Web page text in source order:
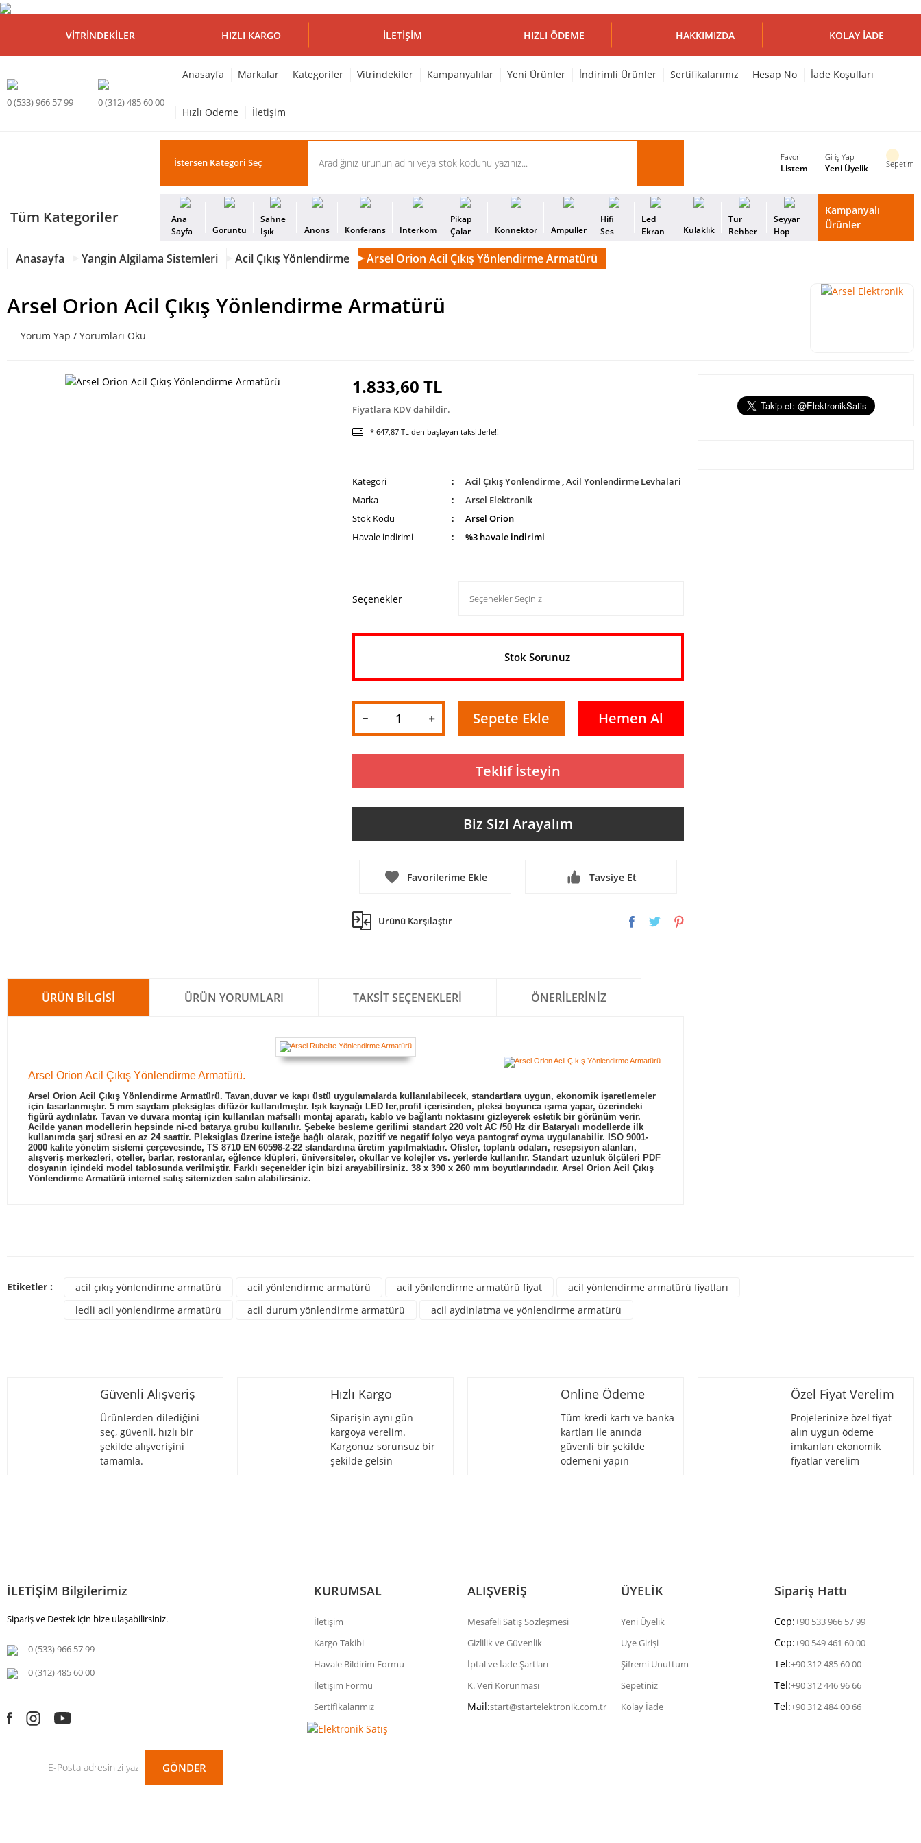
VITRINDEKILER HIZLI KARGO İLETIŞIM HIZLI ÖDEME HAKKIMIZDA KOLAY İADE
0 (533) 966 57 99 0 (312) 485 60 00
Anasayfa Markalar Kategoriler Vitrindekiler Kampanyalılar Yeni Ürünler İndirimli Ürünler Sertifikalarımız Hesap No İade Koşulları
Hızlı Ödeme İletişim
Favori
Listem
Giriş Yap
Yeni Üyelik Sepetim
Tüm Kategoriler
Ana
Sayfa
Görüntü
Sahne
Işık
Anons Konferans Interkom
Pikap
Çalar
Konnektör Ampuller
Hifi
Ses
Led
Ekran
Kulaklık
Tur
Rehber
Seyyar
Hop
Kampanyalı
Ürünler
Anasayfa Yangin Algilama Sistemleri Acil Çıkış Yönlendirme Arsel Orion Acil Çıkış Yönlendirme Armatürü
Arsel Orion Acil Çıkış Yönlendirme Armatürü
Yorum Yap / Yorumları Oku
1.833,60 TL
Fiyatlara KDV dahildir.
* 647,87 TL den başlayan taksitlerle!!
Kategori Acil Çıkış Yönlendirme ,Acil Yönlendirme Levhalari
Marka
Arsel Elektronik
Stok Kodu
Arsel Orion
Havale indirimi
%3 havale indirimi
Seçenekler
Stok Sorunuz
Sepete Ekle Hemen Al
Teklif İsteyin
Biz Sizi Arayalım
Tavsiye Et
Ürünü Karşılaştır
ÜRÜN BILGISI ÜRÜN YORUMLARI TAKSIT SEÇENEKLERI ÖNERILERINIZ
Arsel Orion Acil Çıkış Yönlendirme Armatürü.
Arsel Orion Acil Çıkış Yönlendirme Armatürü. Tavan,duvar ve kapı üstü uygulamalarda kullanılabilecek, standartlara uygun, ekonomik işaretlemeler
için tasarlanmıştır. 5 mm saydam pleksiglas difüzör kullanılmıştır. Işık kaynağı LED ler,profil içerisinden, pleksi boyunca ışıma yapar, üzerindeki
figürü aydınlatır. Tavan ve duvara montaj için kullanılan mafsallı montaj aparatı, kablo ve bağlantı noktasını gizleyerek estetik bir görünüm verir.
Acilde yanan modellerin hepsinde ni-cd batarya grubu kullanılır. Şebeke besleme gerilimi standart 220 volt AC /50 Hz dir Bataryalı modellerde ilk
kullanımda şarj süresi en az 24 saattir. Pleksiglas üzerine isteğe bağlı olarak, pozitif ve negatif folyo veya pantograf oyma uygulanabilir. ISO 9001-
2000 kalite yönetim sistemi çerçevesinde, TS 8710 EN 60598-2-22 standardına üretim yapılmaktadır. Ofisler, toplantı odaları, resepsiyon alanları,
alışveriş merkezleri, oteller, barlar, restoranlar, eğlence klüpleri, üniversiteler, okullar ve kolejler vs. yerlerde kullanılır. Standart uzunluk ölçüleri PDF
dosyanın içindeki model tablosunda verilmiştir. Farklı seçenekler için bizi arayabilirsiniz. 38 x 390 x 260 mm boyutlarındadır. Arsel Orion Acil Çıkış
Yönlendirme Armatürü internet satış sitemizden satın alabilirsiniz.
Ürün bilgilerinde hatalar bulunuyor.
Gönder
Etiketler : acil çıkış yönlendirme armatürü acil yönlendirme armatürü acil yönlendirme armatürü fiyat
acil yönlendirme armatürü fiyatları
ledli acil yönlendirme armatürü
acil durum yönlendirme armatürü acil aydinlatma ve yönlendirme armatürü
Güvenli Alışveriş
Ürünlerden dilediğini
seç, güvenli, hızlı bir
şekilde alışverişini
tamamla.
Hızlı Kargo
Siparişin aynı gün
kargoya verelim.
Kargonuz sorunsuz bir
şekilde gelsin
Online Ödeme
Tüm kredi kartı ve banka
kartları ile anında
güvenli bir şekilde
ödemeni yapın
Özel Fiyat Verelim
Projelerinize özel fiyat
alın uygun ödeme
imkanları ekonomik
fiyatlar verelim
İLETİŞİM Bilgilerimiz
Sipariş ve Destek için bize ulaşabilirsiniz.
0 (533) 966 57 99
0 (312) 485 60 00
GÖNDER
KURUMSAL
İletişim
Kargo Takibi
Havale Bildirim Formu
İletişim Formu
Sertifikalarımız
ALIŞVERİŞ
Mesafeli Satış Sözleşmesi
Gizlilik ve Güvenlik
İptal ve İade Şartları
K. Veri Korunması
Mail:start@startelektronik.com.tr
ÜYELİK
Yeni Üyelik
Üye Girişi
Şifremi Unuttum
Sepetiniz
Kolay İade
Sipariş Hattı
Cep:+90 533 966 57 99
Cep:+90 549 461 60 00
Tel:+90 312 485 60 00
Tel:+90 312 446 96 66
Tel:+90 312 484 00 66